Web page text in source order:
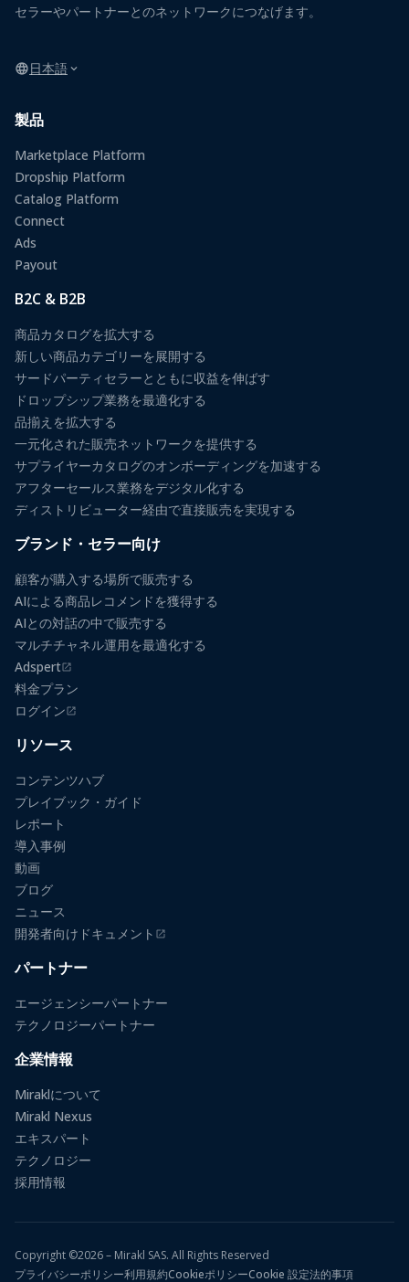
セラーやパートナーとのネットワークにつなげます。
日本語
製品
Marketplace Platform
Dropship Platform
Catalog Platform
Connect
Ads
Payout
B2C & B2B
商品カタログを拡大する
新しい商品カテゴリーを展開する
サードパーティセラーとともに収益を伸ばす
ドロップシップ業務を最適化する
品揃えを拡大する
一元化された販売ネットワークを提供する
サプライヤーカタログのオンボーディングを加速する
アフターセールス業務をデジタル化する
ディストリビューター経由で直接販売を実現する
ブランド・セラー向け
顧客が購入する場所で販売する
AIによる商品レコメンドを獲得する
AIとの対話の中で販売する
マルチチャネル運用を最適化する
Adspert
（新しいタブで開きます）
料金プラン
ログイン
（新しいタブで開きます）
リソース
コンテンツハブ
プレイブック・ガイド
レポート
導入事例
動画
ブログ
ニュース
開発者向けドキュメント
（新しいタブで開きます）
パートナー
エージェンシーパートナー
テクノロジーパートナー
企業情報
Miraklについて
Mirakl Nexus
エキスパート
テクノロジー
採用情報
Copyright ©2026 – Mirakl SAS. All Rights Reserved
プライバシーポリシー利用規約CookieポリシーCookie 設定法的事項